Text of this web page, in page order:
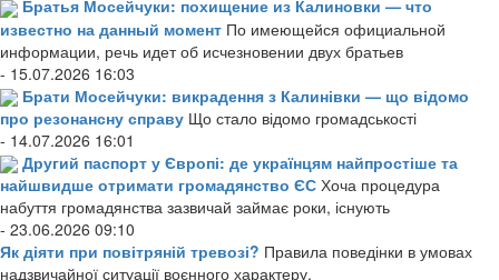
Братья Мосейчуки: похищение из Калиновки — что
известно на данный момент По имеющейся официальной
информации, речь идет об исчезновении двух братьев
- 15.07.2026 16:03
Брати Мосейчуки: викрадення з Калинівки — що відомо
про резонансну справу Що стало відомо громадськості
- 14.07.2026 16:01
Другий паспорт у Європі: де українцям найпростіше та
найшвидше отримати громадянство ЄС Хоча процедура
набуття громадянства зазвичай займає роки, існують
- 23.06.2026 09:10
Як діяти при повітряній тревозі? Правила поведінки в умовах
надзвичайної ситуації воєнного характеру.